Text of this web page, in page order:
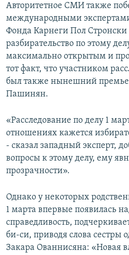
Авторитетное СМИ также
международными
Фонда Карнеги Пол Стронски
разбирательство по этому
максимально открытым и
тот факт, что участником
был также нынешний
Пашинян.
«Расследование по делу 1
отношениях кажется
- сказал западный эксперт,
вопросы к этому делу, ему
прозрачности».
Однако у некоторых
1 марта впервые появилась
справедливость,
би-си, приводя слова сестры
Закара Ованнисяна: «Новая